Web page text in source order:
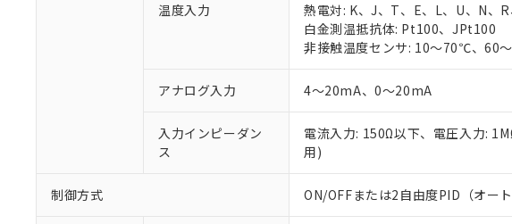
温度入力
熱電対: K、J、T、E、L、U、N、
白金測温抵抗体: Pt100、JPt100
非接触温度センサ: 10～70℃、
アナログ入力 4～20mA、0～20mA
入力インピーダン
ス
電流入力: 150Ω以下、電圧入力:
用)
制御方式 ON/OFFまたは2自由度PID（オー